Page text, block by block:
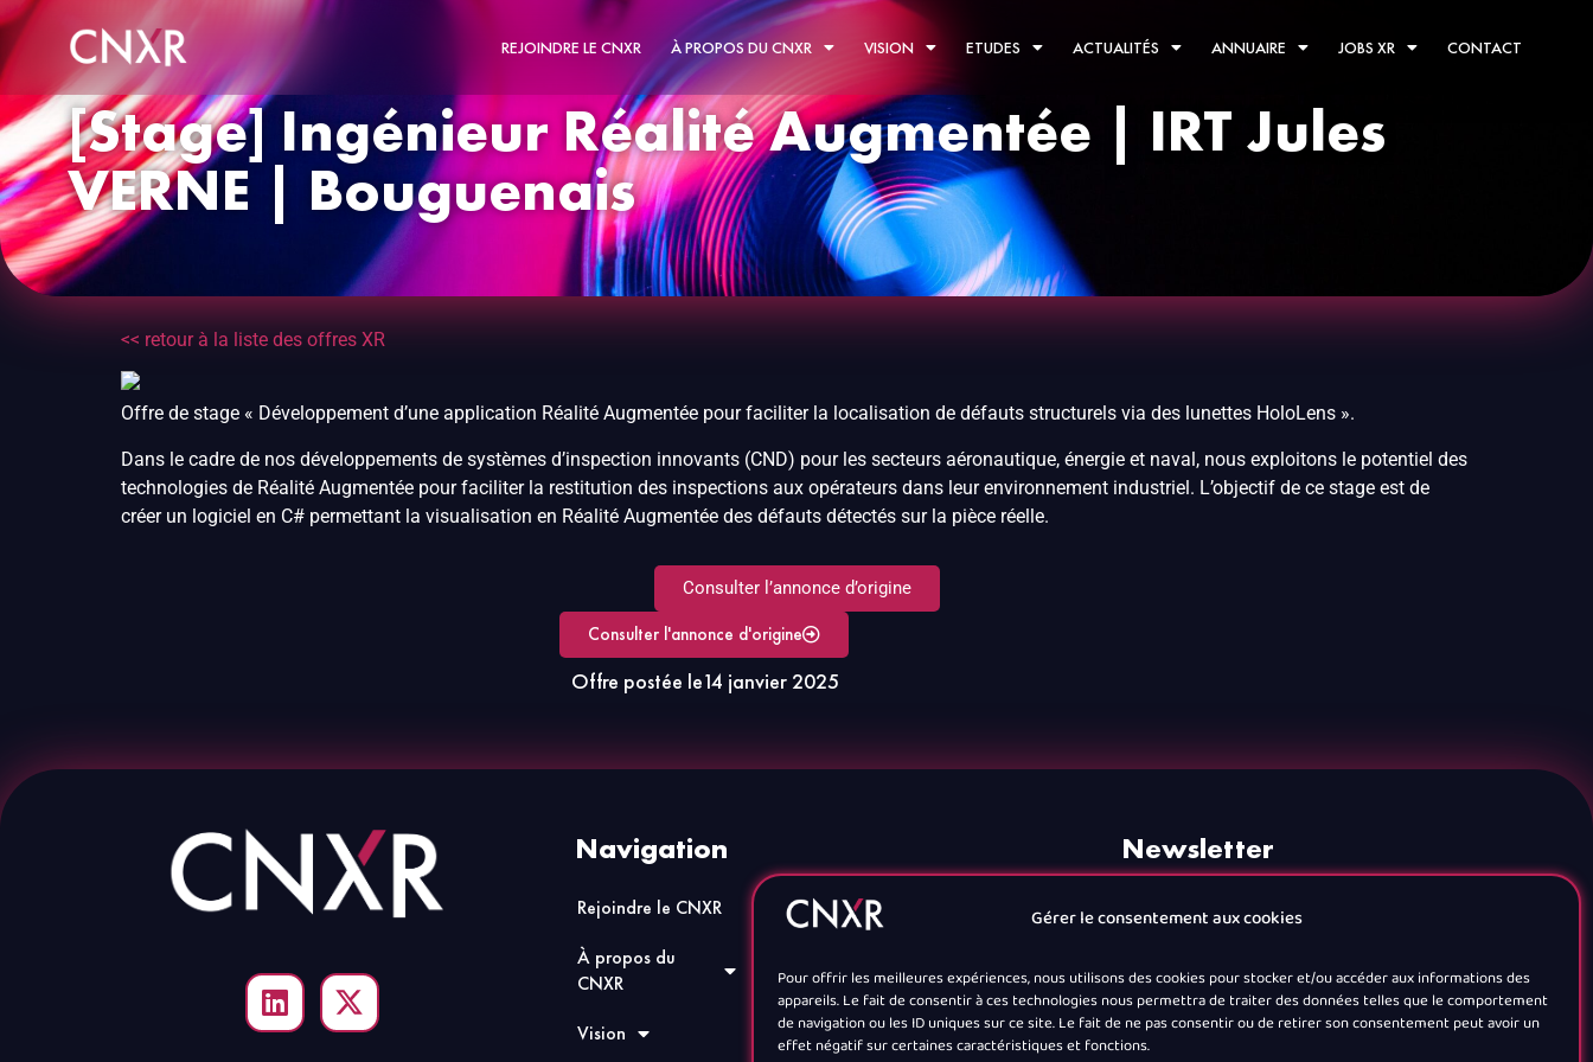
Gérer le consentement aux cookies
Pour offrir les meilleures expériences, nous utilisons des cookies pour stocker et/ou accéder aux informations des
appareils. Le fait de consentir à ces technologies nous permettra de traiter des données telles que le comportement
de navigation ou les ID uniques sur ce site. Le fait de ne pas consentir ou de retirer son consentement peut avoir un
effet négatif sur certaines caractéristiques et fonctions.
REJOINDRE LE CNXR À PROPOS DU CNXR VISION ETUDES ACTUALITÉS ANNUAIRE JOBS XR CONTACT
[Stage] Ingénieur Réalité Augmentée | IRT Jules
VERNE | Bouguenais
<< retour à la liste des offres XR
Offre de stage « Développement d’une application Réalité Augmentée pour faciliter la localisation de défauts structurels via des lunettes HoloLens ».
Dans le cadre de nos développements de systèmes d’inspection innovants (CND) pour les secteurs aéronautique, énergie et naval, nous exploitons le potentiel des
technologies de Réalité Augmentée pour faciliter la restitution des inspections aux opérateurs dans leur environnement industriel. L’objectif de ce stage est de
créer un logiciel en C# permettant la visualisation en Réalité Augmentée des défauts détectés sur la pièce réelle.
Consulter l’annonce d’origine
Consulter l'annonce d'origine
Offre postée le14 janvier 2025
Navigation
Rejoindre le CNXR
À propos du
CNXR
Vision
Actualités
Jobs XR
Contact
Newsletter